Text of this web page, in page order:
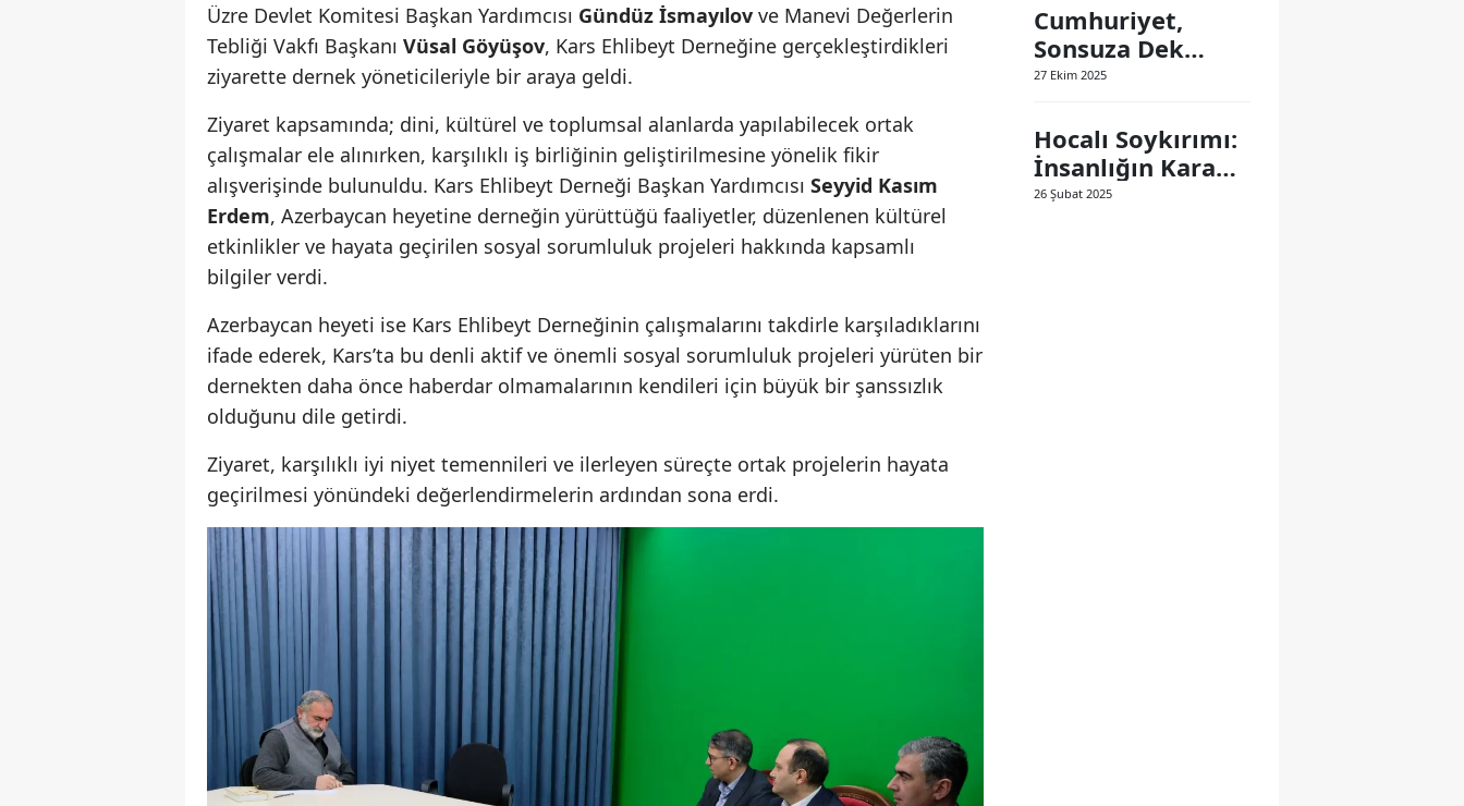
Isparta
Mersin
İzmir
Kars
Kastamonu
Kırklareli
Kırşehir
Konya
Muş
Üzre Devlet Komitesi Başkan Yardımcısı Gündüz İsmayılov ve Manevi Değerlerin
Tebliği Vakfı Başkanı Vüsal Göyüşov, Kars Ehlibeyt Derneğine gerçekleştirdikleri
ziyarette dernek yöneticileriyle bir araya geldi.
Ziyaret kapsamında; dini, kültürel ve toplumsal alanlarda yapılabilecek ortak
çalışmalar ele alınırken, karşılıklı iş birliğinin geliştirilmesine yönelik fikir
alışverişinde bulunuldu. Kars Ehlibeyt Derneği Başkan Yardımcısı Seyyid Kasım
Erdem, Azerbaycan heyetine derneğin yürüttüğü faaliyetler, düzenlenen kültürel
etkinlikler ve hayata geçirilen sosyal sorumluluk projeleri hakkında kapsamlı
bilgiler verdi.
Azerbaycan heyeti ise Kars Ehlibeyt Derneğinin çalışmalarını takdirle karşıladıklarını
ifade ederek, Kars’ta bu denli aktif ve önemli sosyal sorumluluk projeleri yürüten bir
dernekten daha önce haberdar olmamalarının kendileri için büyük bir şanssızlık
olduğunu dile getirdi.
Ziyaret, karşılıklı iyi niyet temennileri ve ilerleyen süreçte ortak projelerin hayata
geçirilmesi yönündeki değerlendirmelerin ardından sona erdi.
Cumhuriyet,
Sonsuza Dek
Yaşayacak
27 Ekim 2025
Hocalı Soykırımı:
İnsanlığın Kara
Lekesi
26 Şubat 2025